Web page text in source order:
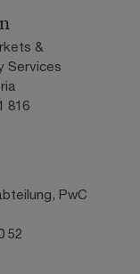
&
Services
816
PwC
52